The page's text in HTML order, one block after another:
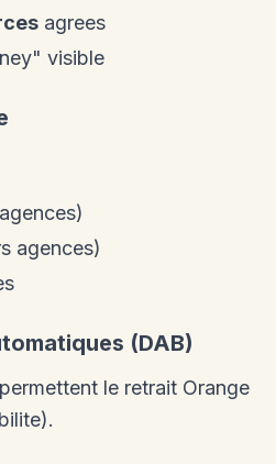
agrees
visible
agences)
(DAB)
le retrait Orange